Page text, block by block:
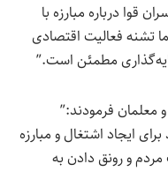
سران قوا درباره مبارزه با
تشنه‌ فعالیت اقتصادی
مطمئن است.”
و معلمان فرمودند:”
ایجاد اشتغال و مبارزه
و رونق دادن به